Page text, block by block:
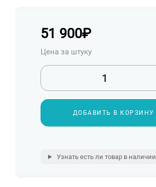
51 900₽
Цена за штуку
ДОБАВИТЬ В КОРЗИНУ
Узнать есть ли товар в наличии